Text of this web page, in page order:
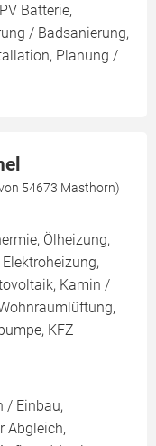
Batterie,
/ Badsanierung,
Planung /
54673 Masthorn)
Ölheizung,
Kamin /
KFZ
/ Einbau,
Abgleich,